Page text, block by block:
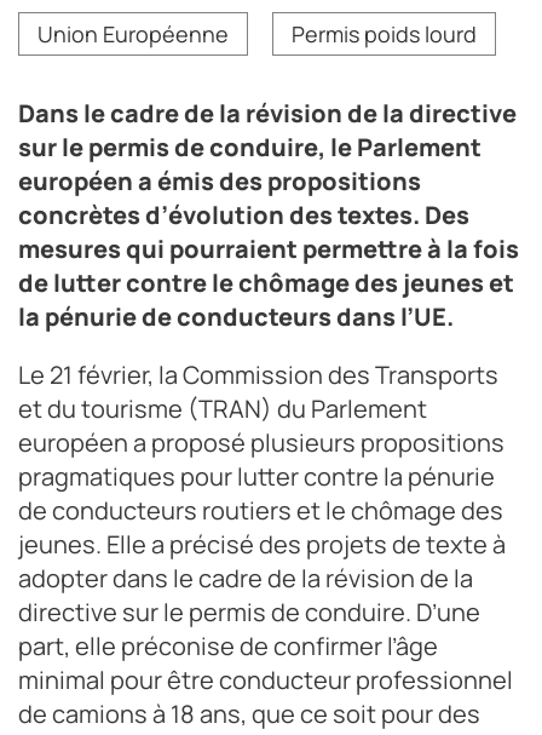
Union Européenne
Permis poids lourd
Dans le cadre de la révision de la directive
sur le permis de conduire, le Parlement
européen a émis des propositions
concrètes d’évolution des textes. Des
mesures qui pourraient permettre à la fois
de lutter contre le chômage des jeunes et
la pénurie de conducteurs dans l’UE.
Le 21 février, la Commission des Transports
et du tourisme (TRAN) du Parlement
européen a proposé plusieurs propositions
pragmatiques pour lutter contre la pénurie
de conducteurs routiers et le chômage des
jeunes. Elle a précisé des projets de texte à
adopter dans le cadre de la révision de la
directive sur le permis de conduire. D’une
part, elle préconise de confirmer l’âge
minimal pour être conducteur professionnel
de camions à 18 ans, que ce soit pour des